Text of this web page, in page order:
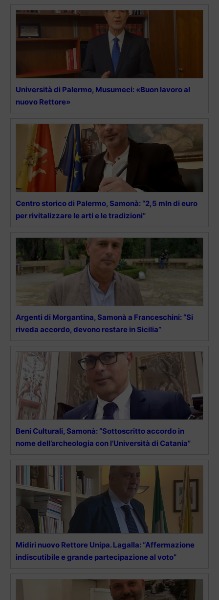
Università di Palermo, Musumeci: «Buon lavoro al
nuovo Rettore»
Centro storico di Palermo, Samonà: “2,5 mln di euro
per rivitalizzare le arti e le tradizioni”
Argenti di Morgantina, Samonà a Franceschini: “Si
riveda accordo, devono restare in Sicilia”
Beni Culturali, Samonà: “Sottoscritto accordo in
nome dell’archeologia con l’Università di Catania”
Midiri nuovo Rettore Unipa. Lagalla: “Affermazione
indiscutibile e grande partecipazione al voto”